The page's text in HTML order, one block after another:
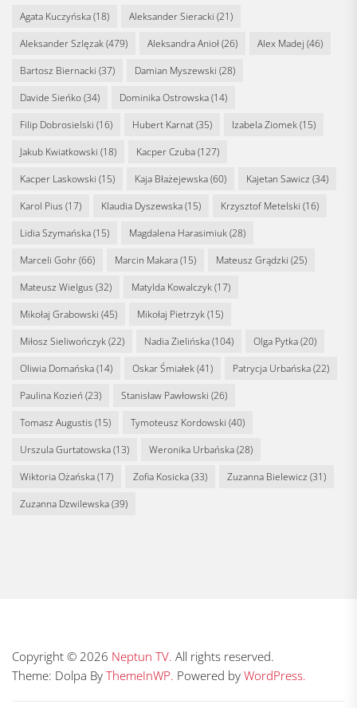
Agata Kuczyńska(18) Aleksander Sieracki (21)
Aleksander Szlęzak(479) Aleksandra Anioł(26) Alex Madej (46)
Bartosz Biernacki (37) Damian Myszewski (28)
Davide Sieńko(34) Dominika Ostrowska(14)
Filip Dobrosielski (16) Hubert Karnat(35) Izabela Ziomek(15)
Jakub Kwiatkowski (18) Kacper Czuba(127)
Kacper Laskowski (15) Kaja Błażejewska(60) Kajetan Sawicz (34)
Karol Pius (17) Klaudia Dyszewska(15) Krzysztof Metelski (16)
Lidia Szymańska(15) Magdalena Harasimiuk(28)
Marceli Gohr(66) Marcin Makara(15) Mateusz Grądzki (25)
Mateusz Wielgus (32) Matylda Kowalczyk(17)
Mikołaj Grabowski (45) Mikołaj Pietrzyk(15)
Miłosz Sieliwończyk(22) Nadia Zielińska(104) Olga Pytka(20)
Oliwia Domańska(14) Oskar Śmiałek(41) Patrycja Urbańska(22)
Paulina Kozień (23) Stanisław Pawłowski (26)
Tomasz Augustis (15) Tymoteusz Kordowski (40)
Urszula Gurtatowska(13) Weronika Urbańska(28)
Wiktoria Ożańska(17) Zofia Kosicka(33) Zuzanna Bielewicz (31)
Zuzanna Dzwilewska(39)
Copyright © 2026 Neptun TV. All rights reserved.
Theme: Dolpa By ThemeInWP. Powered by WordPress.